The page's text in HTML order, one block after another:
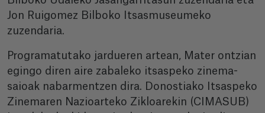
Jon Ruigomez Bilboko Itsasmuseumeko
zuzendaria.
Programatutako jardueren artean, Mater ontzian
egingo diren aire zabaleko itsaspeko zinema-
saioak nabarmentzen dira. Donostiako Itsaspeko
Zinemaren Nazioarteko Zikloarekin (CIMASUB)